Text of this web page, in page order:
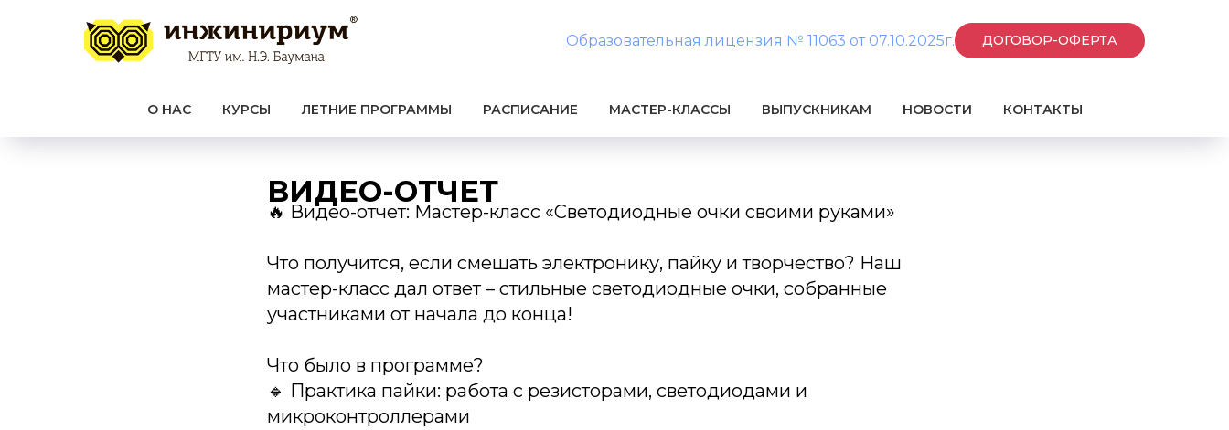
Образовательная лицензия № 11063 от 07.10.2025г. ДОГОВОР-ОФЕРТА
О НАС КУРСЫ ЛЕТНИЕ ПРОГРАММЫ РАСПИСАНИЕ МАСТЕР-КЛАССЫ ВЫПУСКНИКАМ НОВОСТИ КОНТАКТЫ
ВИДЕО-ОТЧЕТ
🔥 Видео-отчет: Мастер-класс «Светодиодные очки своими руками»
Что получится, если смешать электронику, пайку и творчество? Наш
мастер-класс дал ответ – стильные светодиодные очки, собранные
участниками от начала до конца!
Что было в программе?
🔹 Практика пайки: работа с резисторами, светодиодами и
микроконтроллерами